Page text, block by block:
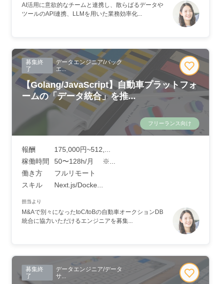
AI活用に意欲的なチームと連携し、散らばるデータや
ツールのAPI連携、LLMを用いた業務効率化...
募集終
了
データエンジニア/バック
エ...
【Golang/JavaScript】自動車プラットフォ
ームの「データ統合」を推...
フリーランス向け
報酬
175,000円~512,...
稼働時間
50〜128h/月 ※...
働き方
フルリモート
スキル
Next.js/Docke...
担当より
M&Aで別々になったtoC/toBの自動車オークションDB
統合に協力いただけるエンジニアを募集...
募集終
了
データエンジニア/データ
サ...